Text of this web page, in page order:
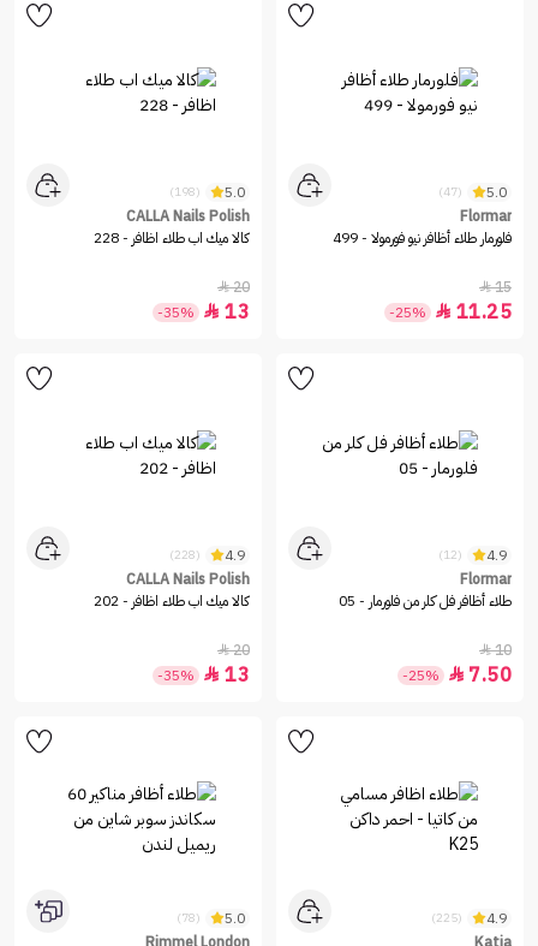
5.0
(47)
Flormar
فلورمار طلاء أظافر نيو فورمولا - 499
15

11.25

-25%
5.0
(198)
CALLA Nails Polish
كالا ميك اب طلاء اظافر - 228
20

13

-35%
4.9
(12)
Flormar
طلاء أظافر فل كلر من فلورمار - 05
10

7.50

-25%
4.9
(228)
CALLA Nails Polish
كالا ميك اب طلاء اظافر - 202
20

13

-35%
4.9
(225)
5.0
(78)